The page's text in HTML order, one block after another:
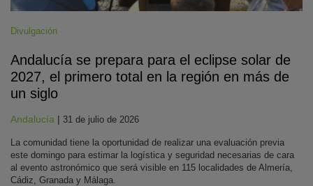
Divulgación
Andalucía se prepara para el eclipse solar de
2027, el primero total en la región en más de
un siglo
Andalucía | 31 de julio de 2026
La comunidad tiene la oportunidad de realizar una evaluación previa
este domingo para estimar la logística y seguridad necesarias de cara
al evento astronómico que será visible en 115 localidades de Almería,
Cádiz, Granada y Málaga.